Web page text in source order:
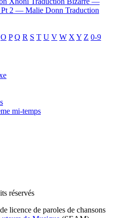
Pt 2 — Malie Donn Traduction
O P Q R S T U V W X Y Z 0-9
mi-temps
réservés
licence de paroles de chansons